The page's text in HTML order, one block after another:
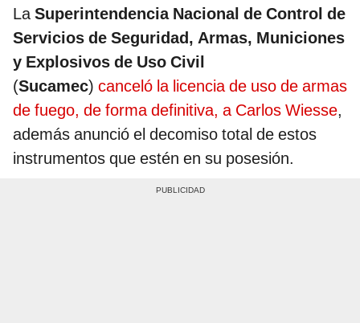
LaSuperintendencia Nacional de Control de
Servicios de Seguridad, Armas, Municiones
y Explosivos de Uso Civil
(Sucamec) canceló la licencia de uso de armas
de fuego, de forma definitiva, a Carlos Wiesse,
además anunció el decomiso total de estos
instrumentos que estén en su posesión.